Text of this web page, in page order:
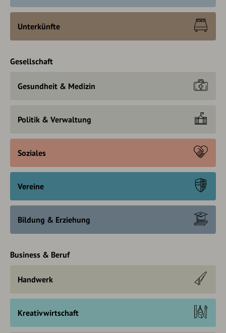
Unterkünfte
Gesellschaft
Gesundheit & Medizin
Politik & Verwaltung
Soziales
Vereine
Bildung & Erziehung
Business & Beruf
Handwerk
Kreativwirtschaft